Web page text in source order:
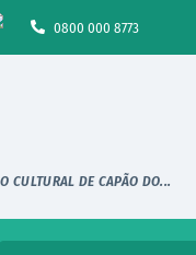
0800 000 8773
CULTURAL DE CAPÃO DO...